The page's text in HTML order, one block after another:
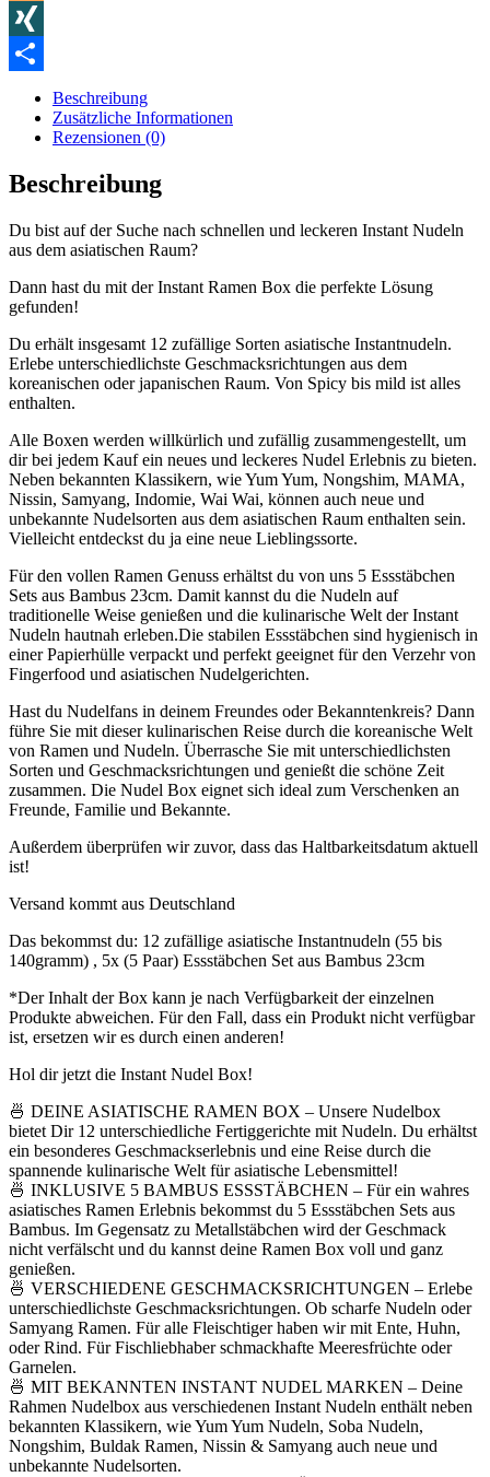
Blogger
XING
Beschreibung
Zusätzliche Informationen
Rezensionen (0)
Beschreibung
Du bist auf der Suche nach schnellen und leckeren Instant Nudeln
aus dem asiatischen Raum?
Dann hast du mit der Instant Ramen Box die perfekte Lösung
gefunden!
Du erhält insgesamt 12 zufällige Sorten asiatische Instantnudeln.
Erlebe unterschiedlichste Geschmacksrichtungen aus dem
koreanischen oder japanischen Raum. Von Spicy bis mild ist alles
enthalten.
Alle Boxen werden willkürlich und zufällig zusammengestellt, um
dir bei jedem Kauf ein neues und leckeres Nudel Erlebnis zu bieten.
Neben bekannten Klassikern, wie Yum Yum, Nongshim, MAMA,
Nissin, Samyang, Indomie, Wai Wai, können auch neue und
unbekannte Nudelsorten aus dem asiatischen Raum enthalten sein.
Vielleicht entdeckst du ja eine neue Lieblingssorte.
Für den vollen Ramen Genuss erhältst du von uns 5 Essstäbchen
Sets aus Bambus 23cm. Damit kannst du die Nudeln auf
traditionelle Weise genießen und die kulinarische Welt der Instant
Nudeln hautnah erleben.Die stabilen Essstäbchen sind hygienisch in
einer Papierhülle verpackt und perfekt geeignet für den Verzehr von
Fingerfood und asiatischen Nudelgerichten.
Hast du Nudelfans in deinem Freundes oder Bekanntenkreis? Dann
führe Sie mit dieser kulinarischen Reise durch die koreanische Welt
von Ramen und Nudeln. Überrasche Sie mit unterschiedlichsten
Sorten und Geschmacksrichtungen und genießt die schöne Zeit
zusammen. Die Nudel Box eignet sich ideal zum Verschenken an
Freunde, Familie und Bekannte.
Außerdem überprüfen wir zuvor, dass das Haltbarkeitsdatum aktuell
ist!
Versand kommt aus Deutschland
Das bekommst du: 12 zufällige asiatische Instantnudeln (55 bis
140gramm) , 5x (5 Paar) Essstäbchen Set aus Bambus 23cm
*Der Inhalt der Box kann je nach Verfügbarkeit der einzelnen
Produkte abweichen. Für den Fall, dass ein Produkt nicht verfügbar
ist, ersetzen wir es durch einen anderen!
Hol dir jetzt die Instant Nudel Box!
🍜 DEINE ASIATISCHE RAMEN BOX – Unsere Nudelbox
bietet Dir 12 unterschiedliche Fertiggerichte mit Nudeln. Du erhältst
ein besonderes Geschmackserlebnis und eine Reise durch die
spannende kulinarische Welt für asiatische Lebensmittel!
🍜 INKLUSIVE 5 BAMBUS ESSSTÄBCHEN – Für ein wahres
asiatisches Ramen Erlebnis bekommst du 5 Essstäbchen Sets aus
Bambus. Im Gegensatz zu Metallstäbchen wird der Geschmack
nicht verfälscht und du kannst deine Ramen Box voll und ganz
genießen.
🍜 VERSCHIEDENE GESCHMACKSRICHTUNGEN – Erlebe
unterschiedlichste Geschmacksrichtungen. Ob scharfe Nudeln oder
Samyang Ramen. Für alle Fleischtiger haben wir mit Ente, Huhn,
oder Rind. Für Fischliebhaber schmackhafte Meeresfrüchte oder
Garnelen.
🍜 MIT BEKANNTEN INSTANT NUDEL MARKEN – Deine
Rahmen Nudelbox aus verschiedenen Instant Nudeln enthält neben
bekannten Klassikern, wie Yum Yum Nudeln, Soba Nudeln,
Nongshim, Buldak Ramen, Nissin & Samyang auch neue und
unbekannte Nudelsorten.